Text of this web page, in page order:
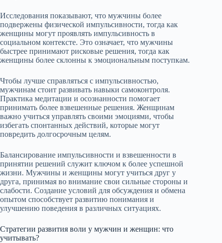
Исследования показывают, что мужчины более
подвержены физической импульсивности, тогда как
женщины могут проявлять импульсивность в
социальном контексте. Это означает, что мужчины
быстрее принимают рисковые решения, тогда как
женщины более склонны к эмоциональным поступкам.
Чтобы лучше справляться с импульсивностью,
мужчинам стоит развивать навыки самоконтроля.
Практика медитации и осознанности помогает
принимать более взвешенные решения. Женщинам
важно учиться управлять своими эмоциями, чтобы
избегать спонтанных действий, которые могут
повредить долгосрочным целям.
Балансирование импульсивности и взвешенности в
принятии решений служит ключом к более успешной
жизни. Мужчины и женщины могут учиться друг у
друга, принимая во внимание свои сильные стороны и
слабости. Создание условий для обсуждения и обмена
опытом способствует развитию понимания и
улучшению поведения в различных ситуациях.
Стратегии развития воли у мужчин и женщин: что
учитывать?